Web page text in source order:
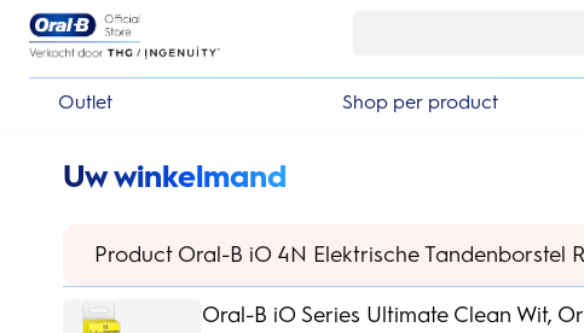
Outlet Shop per product
Uw winkelmand
Product Oral-B iO 4N Elektrische Tandenborstel
Oral-B iO Series Ultimate Clean Wit,